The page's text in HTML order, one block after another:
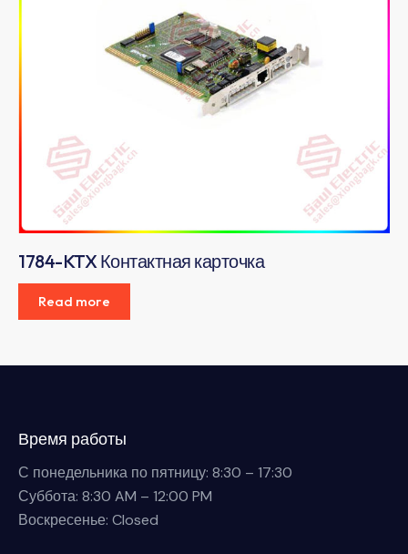
1784-KTX Контактная карточка
Read more
Время работы
С понедельника по пятницу: 8:30 – 17:30
Суббота: 8:30 AM – 12:00 PM
Воскресенье: Closed